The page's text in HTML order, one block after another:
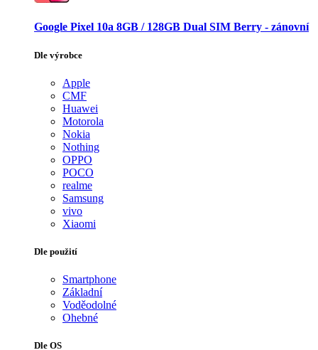
Google Pixel 10a 8GB / 128GB Dual SIM Berry - zánovní
Dle výrobce
Apple
CMF
Huawei
Motorola
Nokia
Nothing
OPPO
POCO
realme
Samsung
vivo
Xiaomi
Dle použití
Smartphone
Základní
Voděodolné
Ohebné
Dle OS